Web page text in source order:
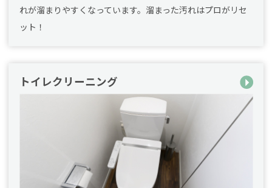
れが溜まりやすくなっています。溜まった汚れはプロがリセ
ット！
トイレクリーニング